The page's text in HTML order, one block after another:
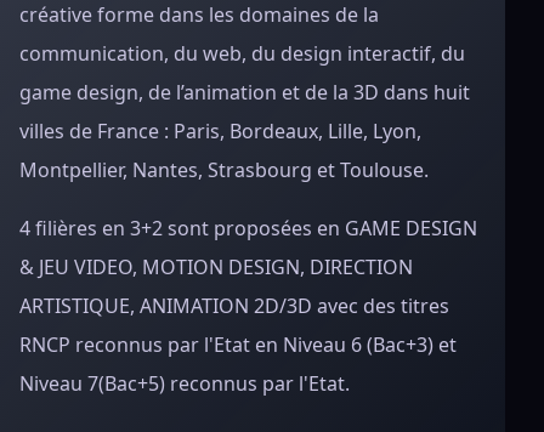
créative forme dans les domaines de la
communication, du web, du design interactif, du
game design, de l’animation et de la 3D dans huit
villes de France : Paris, Bordeaux, Lille, Lyon,
Montpellier, Nantes, Strasbourg et Toulouse.
4 filières en 3+2 sont proposées en GAME DESIGN
& JEU VIDEO, MOTION DESIGN, DIRECTION
ARTISTIQUE, ANIMATION 2D/3D avec des titres
RNCP reconnus par l'Etat en Niveau 6 (Bac+3) et
Niveau 7(Bac+5) reconnus par l'Etat.